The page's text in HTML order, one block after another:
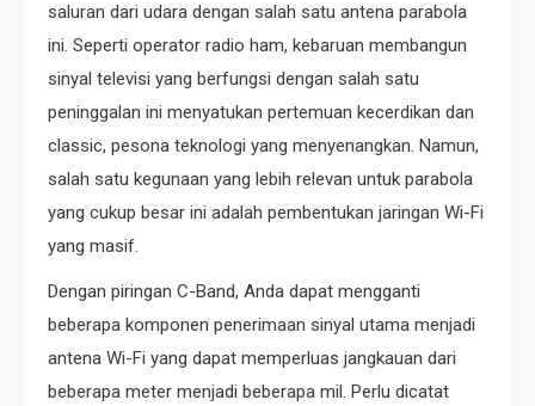
saluran dari udara dengan salah satu antena parabola
ini. Seperti operator radio ham, kebaruan membangun
sinyal televisi yang berfungsi dengan salah satu
peninggalan ini menyatukan pertemuan kecerdikan dan
classic, pesona teknologi yang menyenangkan. Namun,
salah satu kegunaan yang lebih relevan untuk parabola
yang cukup besar ini adalah pembentukan jaringan Wi-Fi
yang masif.
Dengan piringan C-Band, Anda dapat mengganti
beberapa komponen penerimaan sinyal utama menjadi
antena Wi-Fi yang dapat memperluas jangkauan dari
beberapa meter menjadi beberapa mil. Perlu dicatat